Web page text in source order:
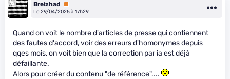
Breizhad
Premium
Le 29/04/2025 à 17h29
Quand on voit le nombre d'articles de presse qui contiennent
des fautes d'accord, voir des erreurs d'homonymes depuis
qqes mois, on voit bien que la correction par ia est déjà
défaillante.
Alors pour créer du contenu "de référence"....